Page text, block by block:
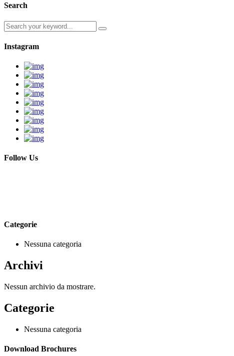
Search
Instagram
Follow Us
Categorie
Nessuna categoria
Archivi
Nessun archivio da mostrare.
Categorie
Nessuna categoria
Download Brochures